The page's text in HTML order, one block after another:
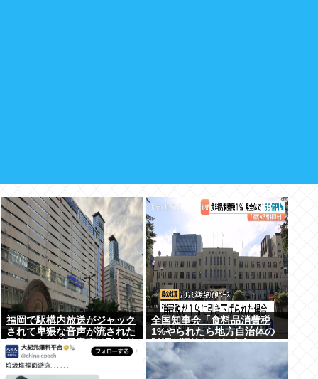
福岡で駅構内放送がジャック
されて卑猥な音声が流された
事件、やはり元音声は動あり
の動画だった
全国知事会「食料品消費税
1%やられたら地方自治体の
財源が逼迫してしまう 」…こ
の流れ地方税増税するしかな
いよ、もう